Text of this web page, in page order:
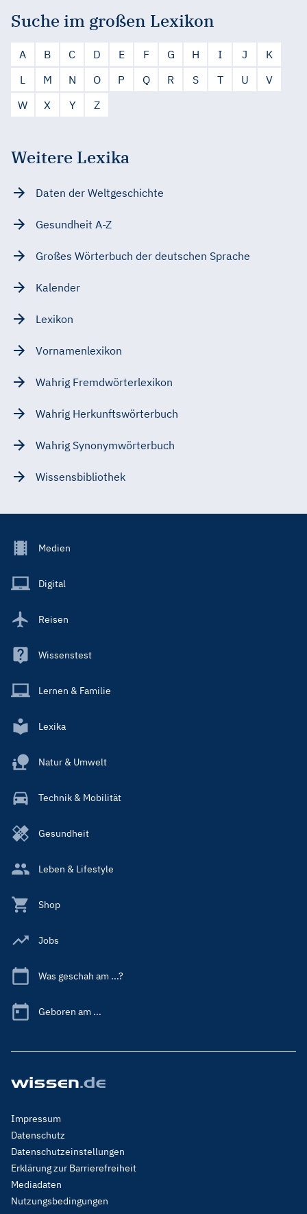
Suche im großen Lexikon
A B C D E F G H I J
K
L
M N O P Q R S T U
V
W
X Y Z
Weitere Lexika
Daten der Weltgeschichte
Gesundheit A-Z
Großes Wörterbuch der deutschen Sprache
Kalender
Lexikon
Vornamenlexikon
Wahrig Fremdwörterlexikon
Wahrig Herkunftswörterbuch
Wahrig Synonymwörterbuch
Wissensbibliothek
Footer
Main
Medien
Digital
Reisen
Wissenstest
Lernen & Familie
Lexika
Natur & Umwelt
Technik & Mobilität
Gesundheit
Leben & Lifestyle
Shop
Jobs
Was geschah am ...?
Geboren am ...
Footer
Menu
Legal
Impressum
Datenschutz
Datenschutzeinstellungen
Erklärung zur Barrierefreiheit
Mediadaten
Nutzungsbedingungen